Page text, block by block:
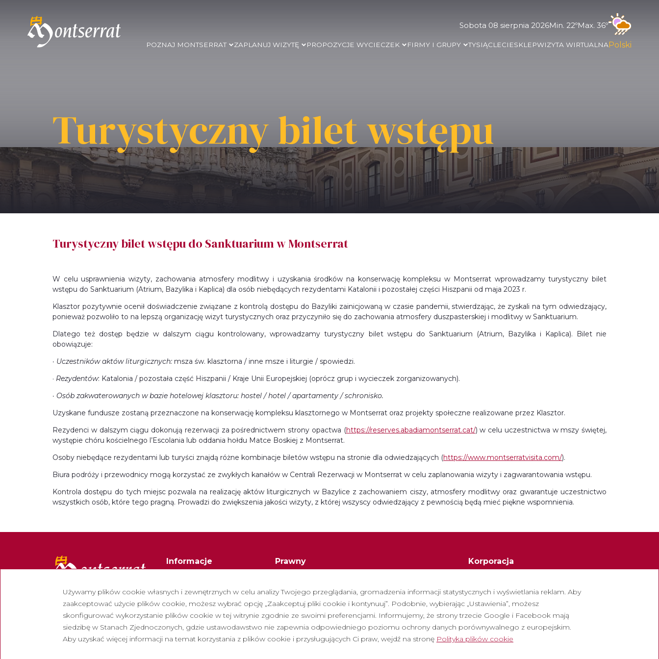
Sobota 08 sierpnia 2026Min. 22ºMax. 36º
POZNAJ MONTSERRAT ZAPLANUJ WIZYTĘ PROPOZYCJE WYCIECZEK FIRMY I GRUPY TYSIĄCLECIESKLEPWIZYTA WIRTUALNAPolski
Turystyczny bilet wstępu
Turystyczny bilet wstępu do Sanktuarium w Montserrat
W celu usprawnienia wizyty, zachowania atmosfery modlitwy i uzyskania środków na konserwację kompleksu w Montserrat wprowadzamy turystyczny bilet
wstępu do Sanktuarium (Atrium, Bazylika i Kaplica) dla osób niebędących rezydentami Katalonii i pozostałej części Hiszpanii od maja 2023 r.
Klasztor pozytywnie ocenił doświadczenie związane z kontrolą dostępu do Bazyliki zainicjowaną w czasie pandemii, stwierdzając, że zyskali na tym odwiedzający,
ponieważ pozwoliło to na lepszą organizację wizyt turystycznych oraz przyczyniło się do zachowania atmosfery duszpasterskiej i modlitwy w Sanktuarium.
Dlatego też dostęp będzie w dalszym ciągu kontrolowany, wprowadzamy turystyczny bilet wstępu do Sanktuarium (Atrium, Bazylika i Kaplica). Bilet nie
obowiązuje:
· Uczestników aktów liturgicznych: msza św. klasztorna / inne msze i liturgie / spowiedzi.
· Rezydentów: Katalonia / pozostała część Hiszpanii / Kraje Unii Europejskiej (oprócz grup i wycieczek zorganizowanych).
· Osób zakwaterowanych w bazie hotelowej klasztoru: hostel / hotel / apartamenty / schronisko.
Uzyskane fundusze zostaną przeznaczone na konserwację kompleksu klasztornego w Montserrat oraz projekty społeczne realizowane przez Klasztor.
Rezydenci w dalszym ciągu dokonują rezerwacji za pośrednictwem strony opactwa (https://reserves.abadiamontserrat.cat/) w celu uczestnictwa w mszy świętej,
występie chóru kościelnego l’Escolania lub oddania hołdu Matce Boskiej z Montserrat.
Osoby niebędące rezydentami lub turyści znajdą różne kombinacje biletów wstępu na stronie dla odwiedzających (https://www.montserratvisita.com/).
Biura podróży i przewodnicy mogą korzystać ze zwykłych kanałów w Centrali Rezerwacji w Montserrat w celu zaplanowania wizyty i zagwarantowania wstępu.
Kontrola dostępu do tych miejsc pozwala na realizację aktów liturgicznych w Bazylice z zachowaniem ciszy, atmosfery modlitwy oraz gwarantuje uczestnictwo
wszystkich osób, które tego pragną. Prowadzi do zwiększenia jakości wizyty, z której wszyscy odwiedzający z pewnością będą mieć piękne wspomnienia.
Informacje
Biuletyn
Pracuj z nami
Często zadawane pytania
Turystyczny bilet wstępu
Prawny
Polityka cookies
Polityka dotycząca mediów społecznościowych
Kanał zgłoszen
Nota prawna
Korporacja
Escolania de Montserrat
Muzeum Montserrat
Używamy plików cookie własnych i zewnętrznych w celu analizy Twojego przeglądania, gromadzenia informacji statystycznych i wyświetlania reklam. Aby
zaakceptować użycie plików cookie, możesz wybrać opcję „Zaakceptuj pliki cookie i kontynuuj”. Podobnie, wybierając „Ustawienia”, możesz
skonfigurować wykorzystanie plików cookie w tej witrynie zgodnie ze swoimi preferencjami. Informujemy, że strony trzecie Google i Facebook mają
siedzibę w Stanach Zjednoczonych, gdzie ustawodawstwo nie zapewnia odpowiedniego poziomu ochrony danych porównywalnego z europejskim.
Aby uzyskać więcej informacji na temat korzystania z plików cookie i przysługujących Ci praw, wejdź na stronę Polityka plików cookie